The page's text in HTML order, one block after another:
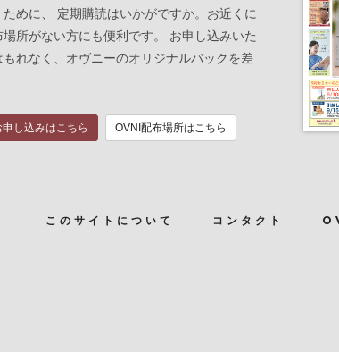
めに、 定期購読はいかがですか。お近くに
場所がない方にも便利です。 お申し込みいた
もれなく、オヴニーのオリジナルバックを差
し込みはこちら OVNI配布場所はこちら
このサイトについて コンタクト